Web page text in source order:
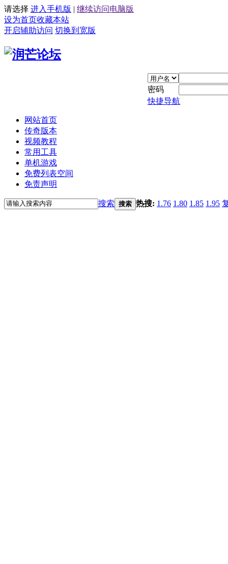
请选择 进入手机版 | 继续访问电脑版
设为首页收藏本站
开启辅助访问 切换到宽版
密码
快捷导航
网站首页
传奇版本
视频教程
常用工具
单机游戏
免费列表空间
免责声明
搜索 搜索 热搜: 1.76 1.80 1.85 1.95